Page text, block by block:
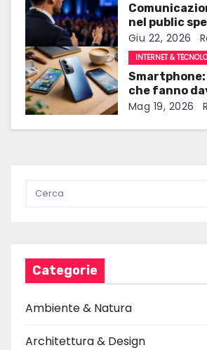
o
n
e
a
r
nel public
spettacolo:
professionali
Giu 22, 2026
INTERNET &
che fanno
differenza
Mag 19, 2026
Categorie
Ambiente & Natura
Architettura & Design